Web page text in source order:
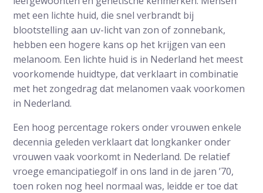
met een lichte huid, die snel verbrandt bij
blootstelling aan uv-licht van zon of zonnebank,
hebben een hogere kans op het krijgen van een
melanoom. Een lichte huid is in Nederland het meest
voorkomende huidtype, dat verklaart in combinatie
met het zongedrag dat melanomen vaak voorkomen
in Nederland.
Een hoog percentage rokers onder vrouwen enkele
decennia geleden verklaart dat longkanker onder
vrouwen vaak voorkomt in Nederland. De relatief
vroege emancipatiegolf in ons land in de jaren ’70,
toen roken nog heel normaal was, leidde er toe dat